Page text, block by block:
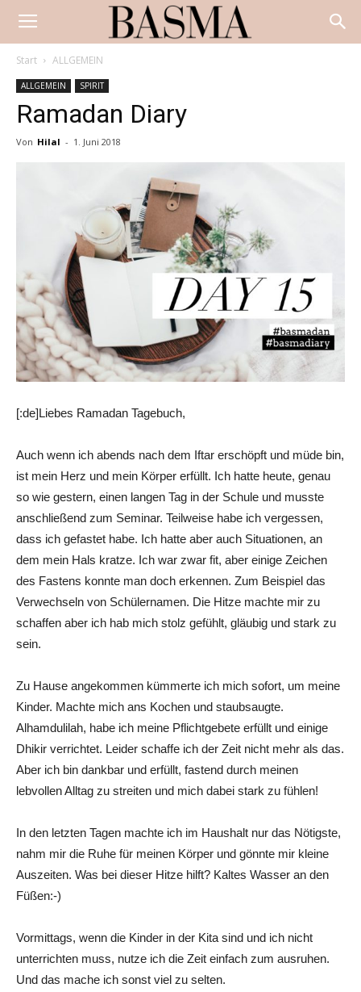
Start ALLGEMEIN
ALLGEMEIN SPIRIT
Ramadan Diary
Von Hilal - 1. Juni 2018
[:de]Liebes Ramadan Tagebuch,
Auch wenn ich abends nach dem Iftar erschöpft und müde bin,
ist mein Herz und mein Körper erfüllt. Ich hatte heute, genau
so wie gestern, einen langen Tag in der Schule und musste
anschließend zum Seminar. Teilweise habe ich vergessen,
dass ich gefastet habe. Ich hatte aber auch Situationen, an
dem mein Hals kratze. Ich war zwar fit, aber einige Zeichen
des Fastens konnte man doch erkennen. Zum Beispiel das
Verwechseln von Schülernamen. Die Hitze machte mir zu
schaffen aber ich hab mich stolz gefühlt, gläubig und stark zu
sein.
Zu Hause angekommen kümmerte ich mich sofort, um meine
Kinder. Machte mich ans Kochen und staubsaugte.
Alhamdulilah, habe ich meine Pflichtgebete erfüllt und einige
Dhikir verrichtet. Leider schaffe ich der Zeit nicht mehr als das.
Aber ich bin dankbar und erfüllt, fastend durch meinen
lebvollen Alltag zu streiten und mich dabei stark zu fühlen!
In den letzten Tagen machte ich im Haushalt nur das Nötigste,
nahm mir die Ruhe für meinen Körper und gönnte mir kleine
Auszeiten. Was bei dieser Hitze hilft? Kaltes Wasser an den
Füßen:-)
Vormittags, wenn die Kinder in der Kita sind und ich nicht
unterrichten muss, nutze ich die Zeit einfach zum ausruhen.
Und das mache ich sonst viel zu selten.